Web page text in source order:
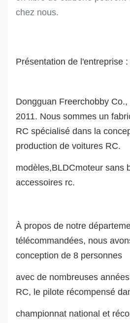
chez nous.
Présentation de l'entreprise :
Dongguan Freerchobby
2011. Nous sommes un
RC spécialisé dans la
production de voitures RC.
modèles,BLDCmoteur sans
accessoires rc.
À propos de notre
télécommandées, nous
conception de 8 personnes
avec de nombreuses
RC, le pilote récompensé
championnat national et